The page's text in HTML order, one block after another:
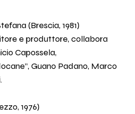
(Brescia, 1981)
e produttore, collabora
Capossela,
Guano Padano, Marco
1976)